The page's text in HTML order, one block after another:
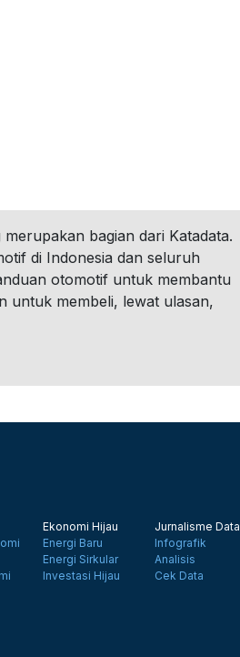
bagian dari Katadata.
di Indonesia dan seluruh
otomotif untuk membantu
untuk membeli, lewat ulasan,
Ekonomi Hijau
Energi Baru
Energi Sirkular
Investasi Hijau
Jurnalisme Data
Infografik
Analisis
Cek Data